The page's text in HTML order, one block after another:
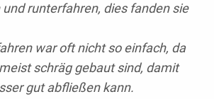
und runterfahren, dies fanden sie
war oft nicht so einfach, da
schräg gebaut sind, damit
gut abfließen kann.